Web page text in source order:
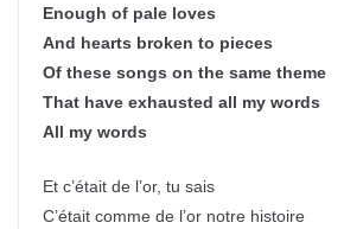
Enough of pale loves
And hearts broken to pieces
Of these songs on the same theme
That have exhausted all my words
All my words
Et c’était de l’or, tu sais
C’était comme de l’or notre histoire